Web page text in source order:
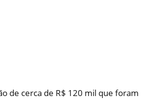
de cerca de R$ 120 mil que foram